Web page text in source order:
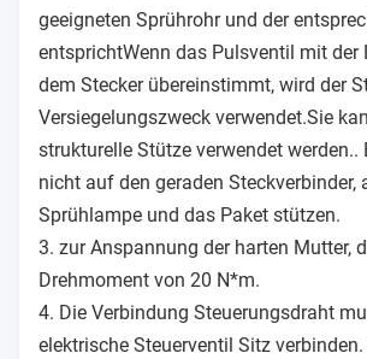
geeigneten Sprührohr und der
entsprichtWenn das Pulsventil mit der
dem Stecker übereinstimmt, wird der
Versiegelungszweck verwendet.Sie
strukturelle Stütze verwendet werden..
nicht auf den geraden Steckverbinder,
Sprühlampe und das Paket stützen.
3. zur Anspannung der harten Mutter,
Drehmoment von 20 N*m.
4. Die Verbindung Steuerungsdraht
elektrische Steuerventil Sitz